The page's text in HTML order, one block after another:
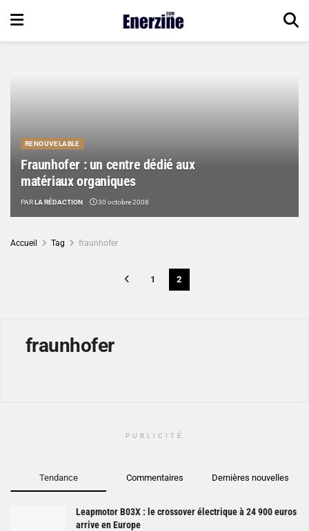
RENOUVELABLE
Fraunhofer : un centre dédié aux
matériaux organiques
PARLA RÉDACTION 30 octobre 2008
Accueil Tag fraunhofer
1 2
fraunhofer
PUBLICITÉ
Tendance Commentaires Dernières nouvelles
Leapmotor B03X : le crossover électrique à 24 900 euros
arrive en Europe